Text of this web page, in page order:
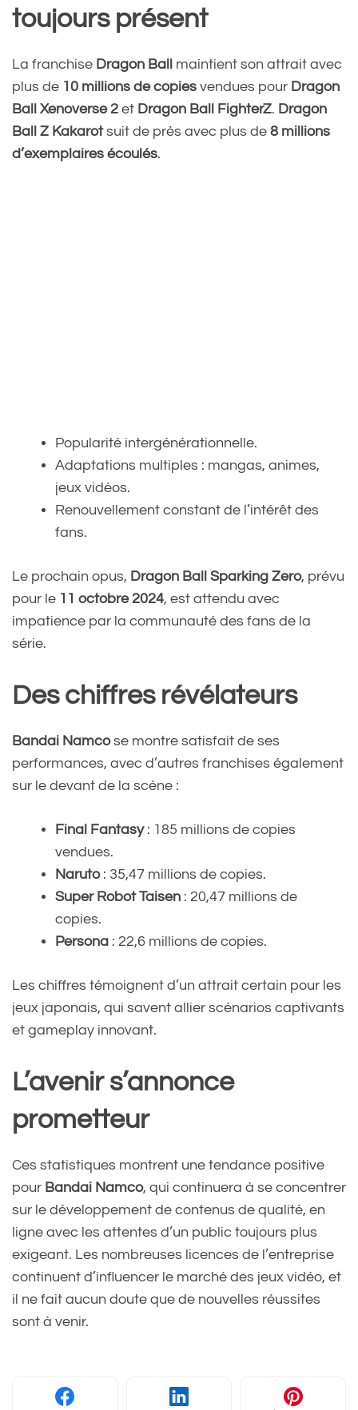
toujours présent
La franchise Dragon Ball maintient son attrait avec
plus de 10 millions de copies vendues pour Dragon
Ball Xenoverse 2 et Dragon Ball FighterZ. Dragon
Ball Z Kakarotsuit de près avec plus de 8 millions
d’exemplaires écoulés.
Popularité intergénérationnelle.
Adaptations multiples : mangas, animes,
jeux vidéos.
Renouvellement constant de l’intérêt des
fans.
Le prochain opus, Dragon Ball Sparking Zero, prévu
pour le 11 octobre 2024, est attendu avec
impatience par la communauté des fans de la
série.
Des chiffres révélateurs
Bandai Namcose montre satisfait de ses
performances, avec d’autres franchises également
sur le devant de la scène :
Final Fantasy: 185 millions de copies
vendues.
Naruto: 35,47 millions de copies.
Super Robot Taisen : 20,47 millions de
copies.
Persona : 22,6 millions de copies.
Les chiffres témoignent d’un attrait certain pour les
jeux japonais, qui savent allier scénarios captivants
et gameplay innovant.
L’avenir s’annonce
prometteur
Ces statistiques montrent une tendance positive
pour Bandai Namco, qui continuera à se concentrer
sur le développement de contenus de qualité, en
ligne avec les attentes d’un public toujours plus
exigeant. Les nombreuses licences de l’entreprise
continuent d’influencer le marché des jeux vidéo, et
il ne fait aucun doute que de nouvelles réussites
sont à venir.